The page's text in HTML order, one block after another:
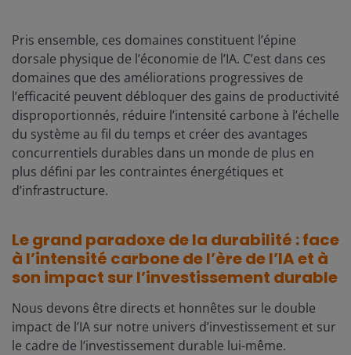
Pris ensemble, ces domaines constituent l’épine
dorsale physique de l’économie de l’IA. C’est dans ces
domaines que des améliorations progressives de
l’efficacité peuvent débloquer des gains de productivité
disproportionnés, réduire l’intensité carbone à l’échelle
du système au fil du temps et créer des avantages
concurrentiels durables dans un monde de plus en
plus défini par les contraintes énergétiques et
d’infrastructure.
Le grand paradoxe de la durabilité : face
à l’intensité carbone de l’ère de l’IA et à
son impact sur l’investissement durable
Nous devons être directs et honnêtes sur le double
impact de l’IA sur notre univers d’investissement et sur
le cadre de l’investissement durable lui-même.